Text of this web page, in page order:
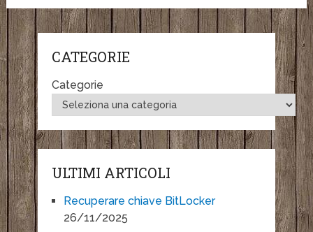
CATEGORIE
Categorie
ULTIMI ARTICOLI
Recuperare chiave BitLocker
26/11/2025